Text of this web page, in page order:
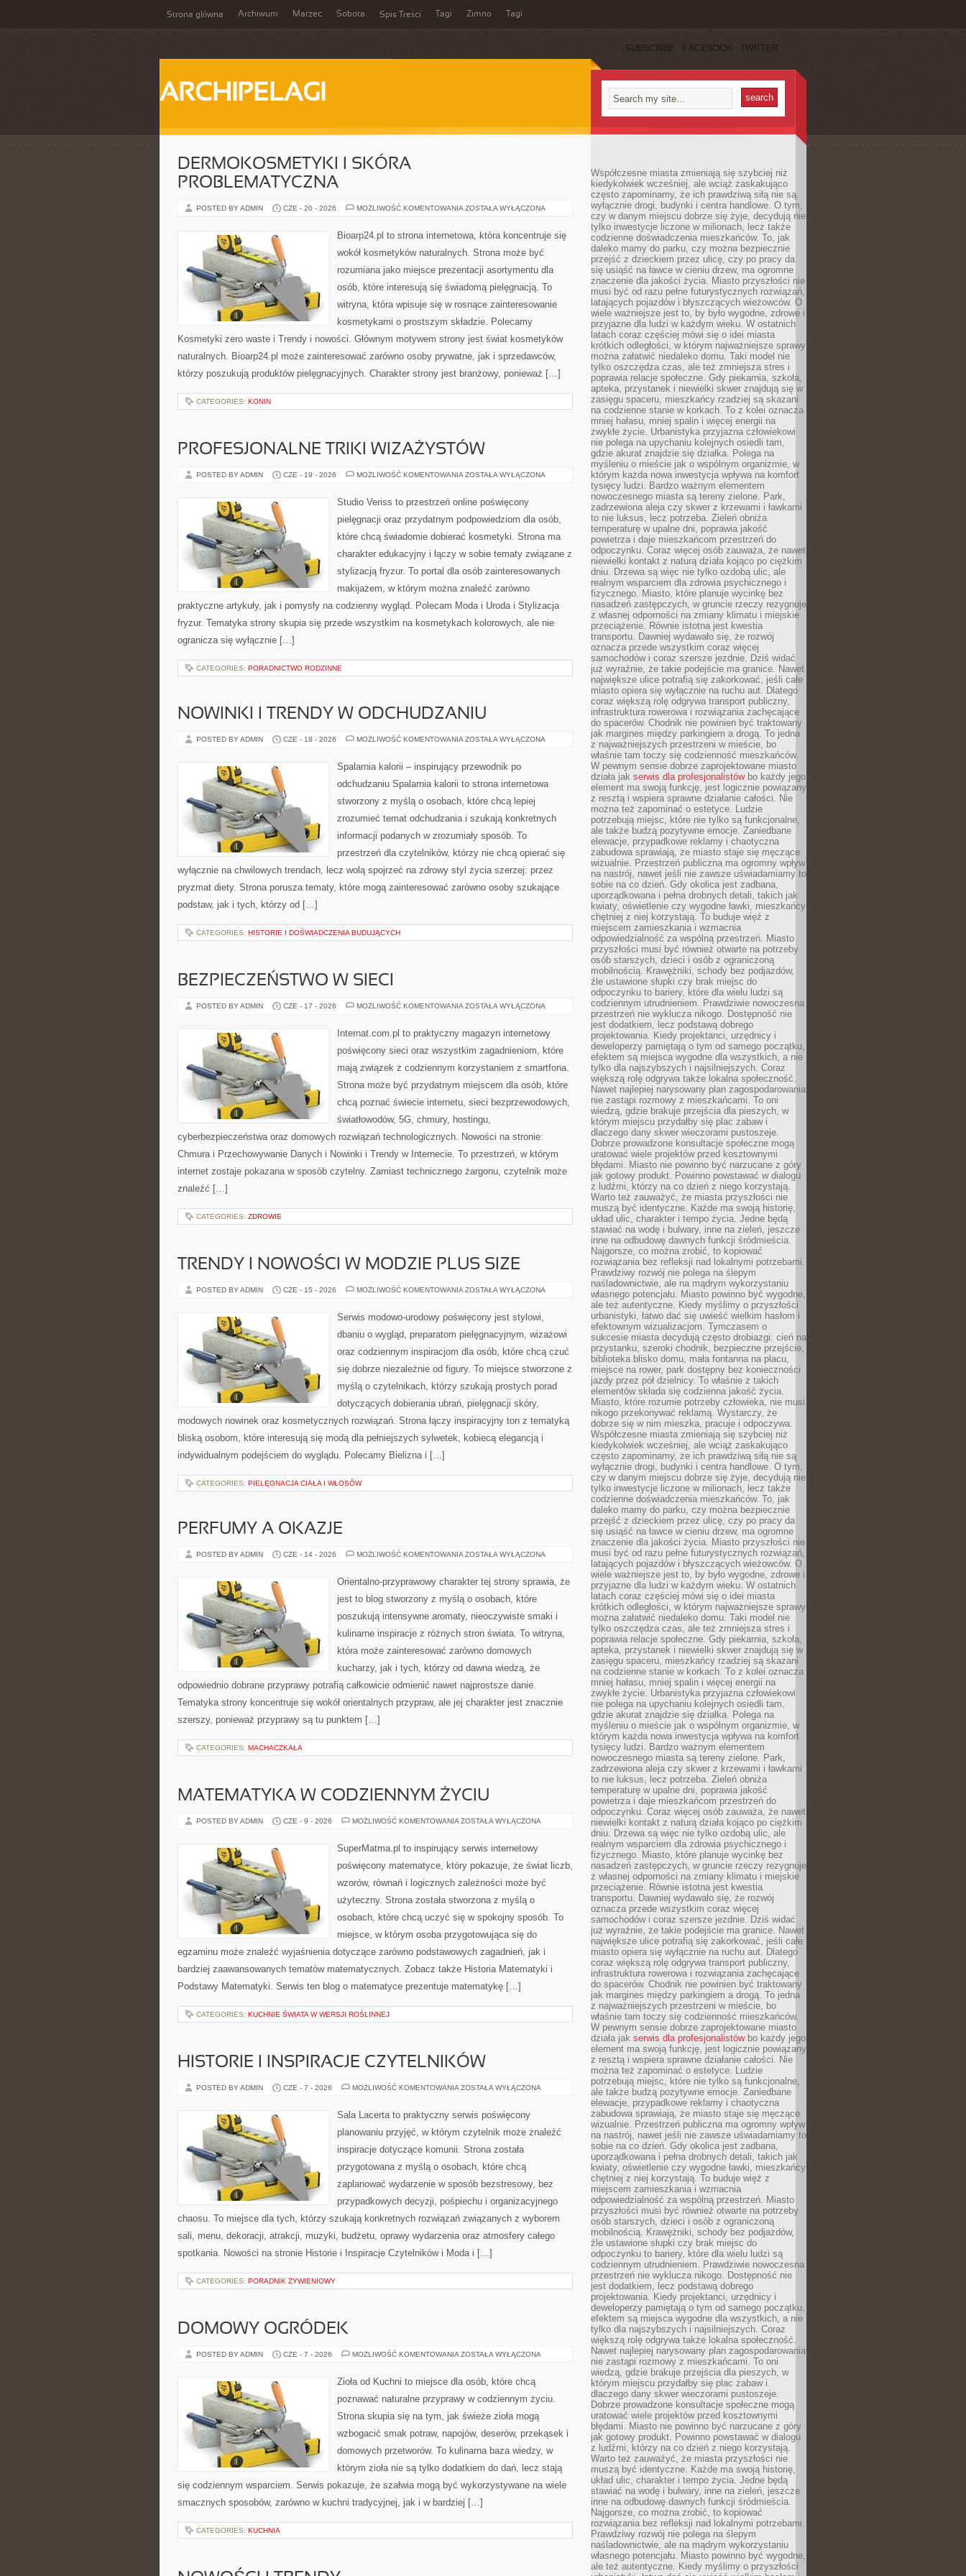
Strona główna Archiwum Marzec Sobota Spis Treści Tagi Zimno Tagi
SUBSCRIBE FACEBOOK TWITTER
ARCHIPELAGI
DERMOKOSMETYKI I SKÓRA
PROBLEMATYCZNA
POSTED BY ADMIN CZE - 20 - 2026 MOŻLIWOŚĆ KOMENTOWANIA DERMOKOSMETYKI
PROBLEMATYCZNA
ZOSTAŁA WYŁĄCZONA
Bioarp24.pl to strona internetowa, która koncentruje się
wokół kosmetyków naturalnych. Strona może być
rozumiana jako miejsce prezentacji asortymentu dla
osób, które interesują się świadomą pielęgnacją. To
witryna, która wpisuje się w rosnące zainteresowanie
kosmetykami o prostszym składzie. Polecamy
Kosmetyki zero waste i Trendy i nowości. Głównym motywem strony jest świat kosmetyków
naturalnych. Bioarp24.pl może zainteresować zarówno osoby prywatne, jak i sprzedawców,
którzy poszukują produktów pielęgnacyjnych. Charakter strony jest branżowy, ponieważ […]
CATEGORIES: KONIN
PROFESJONALNE TRIKI WIZAŻYSTÓW
POSTED BY ADMIN CZE - 19 - 2026 MOŻLIWOŚĆ KOMENTOWANIA PROFESJONALNE
ZOSTAŁA WYŁĄCZONA
Studio Veriss to przestrzeń online poświęcony
pielęgnacji oraz przydatnym podpowiedziom dla osób,
które chcą świadomie dobierać kosmetyki. Strona ma
charakter edukacyjny i łączy w sobie tematy związane z
stylizacją fryzur. To portal dla osób zainteresowanych
makijażem, w którym można znaleźć zarówno
praktyczne artykuły, jak i pomysły na codzienny wygląd. Polecam Moda i Uroda i Stylizacja
fryzur. Tematyka strony skupia się przede wszystkim na kosmetykach kolorowych, ale nie
ogranicza się wyłącznie […]
CATEGORIES: PORADNICTWO RODZINNE
NOWINKI I TRENDY W ODCHUDZANIU
POSTED BY ADMIN CZE - 18 - 2026 MOŻLIWOŚĆ KOMENTOWANIA NOWINKI
ODCHUDZANIU
ZOSTAŁA WYŁĄCZONA
Spalarnia kalorii – inspirujący przewodnik po
odchudzaniu Spalarnia kalorii to strona internetowa
stworzony z myślą o osobach, które chcą lepiej
zrozumieć temat odchudzania i szukają konkretnych
informacji podanych w zrozumiały sposób. To
przestrzeń dla czytelników, którzy nie chcą opierać się
wyłącznie na chwilowych trendach, lecz wolą spojrzeć na zdrowy styl życia szerzej: przez
pryzmat diety. Strona porusza tematy, które mogą zainteresować zarówno osoby szukające
podstaw, jak i tych, którzy od […]
CATEGORIES: HISTORIE I DOŚWIADCZENIA BUDUJĄCYCH
BEZPIECZEŃSTWO W SIECI
POSTED BY ADMIN CZE - 17 - 2026 MOŻLIWOŚĆ KOMENTOWANIA BEZPIECZEŃSTWO
ZOSTAŁA WYŁĄCZONA
Internat.com.pl to praktyczny magazyn internetowy
poświęcony sieci oraz wszystkim zagadnieniom, które
mają związek z codziennym korzystaniem z smartfona.
Strona może być przydatnym miejscem dla osób, które
chcą poznać świecie internetu, sieci bezprzewodowych,
światłowodów, 5G, chmury, hostingu,
cyberbezpieczeństwa oraz domowych rozwiązań technologicznych. Nowości na stronie:
Chmura i Przechowywanie Danych i Nowinki i Trendy w Internecie. To przestrzeń, w którym
internet zostaje pokazana w sposób czytelny. Zamiast technicznego żargonu, czytelnik może
znaleźć […]
CATEGORIES: ZDROWIE
TRENDY I NOWOŚCI W MODZIE PLUS SIZE
POSTED BY ADMIN CZE - 15 - 2026 MOŻLIWOŚĆ KOMENTOWANIA TRENDY
W
MODZIE
SIZE
ZOSTAŁA WYŁĄCZONA
Serwis modowo-urodowy poświęcony jest stylowi,
dbaniu o wygląd, preparatom pielęgnacyjnym, wizażowi
oraz codziennym inspiracjom dla osób, które chcą czuć
się dobrze niezależnie od figury. To miejsce stworzone z
myślą o czytelnikach, którzy szukają prostych porad
dotyczących dobierania ubrań, pielęgnacji skóry,
modowych nowinek oraz kosmetycznych rozwiązań. Strona łączy inspiracyjny ton z tematyką
bliską osobom, które interesują się modą dla pełniejszych sylwetek, kobiecą elegancją i
indywidualnym podejściem do wyglądu. Polecamy Bielizna i […]
CATEGORIES: PIELĘGNACJA CIAŁA I WŁOSÓW
PERFUMY A OKAZJE
POSTED BY ADMIN CZE - 14 - 2026 MOŻLIWOŚĆ KOMENTOWANIA PERFUMY
ZOSTAŁA WYŁĄCZONA
Orientalno-przyprawowy charakter tej strony sprawia, że
jest to blog stworzony z myślą o osobach, które
poszukują intensywne aromaty, nieoczywiste smaki i
kulinarne inspiracje z różnych stron świata. To witryna,
która może zainteresować zarówno domowych
kucharzy, jak i tych, którzy od dawna wiedzą, że
odpowiednio dobrane przyprawy potrafią całkowicie odmienić nawet najprostsze danie.
Tematyka strony koncentruje się wokół orientalnych przypraw, ale jej charakter jest znacznie
szerszy, ponieważ przyprawy są tu punktem […]
CATEGORIES: MACHACZKAŁA
MATEMATYKA W CODZIENNYM ŻYCIU
POSTED BY ADMIN CZE - 9 - 2026 MOŻLIWOŚĆ KOMENTOWANIA MATEMATYKA
ZOSTAŁA WYŁĄCZONA
SuperMatma.pl to inspirujący serwis internetowy
poświęcony matematyce, który pokazuje, że świat liczb,
wzorów, równań i logicznych zależności może być
użyteczny. Strona została stworzona z myślą o
osobach, które chcą uczyć się w spokojny sposób. To
miejsce, w którym osoba przygotowująca się do
egzaminu może znaleźć wyjaśnienia dotyczące zarówno podstawowych zagadnień, jak i
bardziej zaawansowanych tematów matematycznych. Zobacz także Historia Matematyki i
Podstawy Matematyki. Serwis ten blog o matematyce prezentuje matematykę […]
CATEGORIES: KUCHNIE ŚWIATA W WERSJI ROŚLINNEJ
HISTORIE I INSPIRACJE CZYTELNIKÓW
POSTED BY ADMIN CZE - 7 - 2026 MOŻLIWOŚĆ KOMENTOWANIA HISTORIE
CZYTELNIKÓW
ZOSTAŁA WYŁĄCZONA
Sala Lacerta to praktyczny serwis poświęcony
planowaniu przyjęć, w którym czytelnik może znaleźć
inspiracje dotyczące komunii. Strona została
przygotowana z myślą o osobach, które chcą
zaplanować wydarzenie w sposób bezstresowy, bez
przypadkowych decyzji, pośpiechu i organizacyjnego
chaosu. To miejsce dla tych, którzy szukają konkretnych rozwiązań związanych z wyborem
sali, menu, dekoracji, atrakcji, muzyki, budżetu, oprawy wydarzenia oraz atmosfery całego
spotkania. Nowości na stronie Historie i Inspiracje Czytelników i Moda i […]
CATEGORIES: PORADNIK ŻYWIENIOWY
DOMOWY OGRÓDEK
POSTED BY ADMIN CZE - 7 - 2026 MOŻLIWOŚĆ KOMENTOWANIA DOMOWY
ZOSTAŁA WYŁĄCZONA
Zioła od Kuchni to miejsce dla osób, które chcą
poznawać naturalne przyprawy w codziennym życiu.
Strona skupia się na tym, jak świeże zioła mogą
wzbogacić smak potraw, napojów, deserów, przekąsek i
domowych przetworów. To kulinarna baza wiedzy, w
którym zioła nie są tylko dodatkiem do dań, lecz stają
się codziennym wsparciem. Serwis pokazuje, że szałwia mogą być wykorzystywane na wiele
smacznych sposobów, zarówno w kuchni tradycyjnej, jak i w bardziej […]
CATEGORIES: KUCHNIA
Współczesne miasta zmieniają się szybciej niż
kiedykolwiek wcześniej, ale wciąż zaskakująco
często zapominamy, że ich prawdziwą siłą nie są
wyłącznie drogi, budynki i centra handlowe. O tym,
czy w danym miejscu dobrze się żyje, decydują nie
tylko inwestycje liczone w milionach, lecz także
codzienne doświadczenia mieszkańców. To, jak
daleko mamy do parku, czy można bezpiecznie
przejść z dzieckiem przez ulicę, czy po pracy da
się usiąść na ławce w cieniu drzew, ma ogromne
znaczenie dla jakości życia. Miasto przyszłości nie
musi być od razu pełne futurystycznych rozwiązań,
latających pojazdów i błyszczących wieżowców. O
wiele ważniejsze jest to, by było wygodne, zdrowe i
przyjazne dla ludzi w każdym wieku. W ostatnich
latach coraz częściej mówi się o idei miasta
krótkich odległości, w którym najważniejsze sprawy
można załatwić niedaleko domu. Taki model nie
tylko oszczędza czas, ale też zmniejsza stres i
poprawia relacje społeczne. Gdy piekarnia, szkoła,
apteka, przystanek i niewielki skwer znajdują się w
zasięgu spaceru, mieszkańcy rzadziej są skazani
na codzienne stanie w korkach. To z kolei oznacza
mniej hałasu, mniej spalin i więcej energii na
zwykłe życie. Urbanistyka przyjazna człowiekowi
nie polega na upychaniu kolejnych osiedli tam,
gdzie akurat znajdzie się działka. Polega na
myśleniu o mieście jak o wspólnym organizmie, w
którym każda nowa inwestycja wpływa na komfort
tysięcy ludzi. Bardzo ważnym elementem
nowoczesnego miasta są tereny zielone. Park,
zadrzewiona aleja czy skwer z krzewami i ławkami
to nie luksus, lecz potrzeba. Zieleń obniża
temperaturę w upalne dni, poprawia jakość
powietrza i daje mieszkańcom przestrzeń do
odpoczynku. Coraz więcej osób zauważa, że nawet
niewielki kontakt z naturą działa kojąco po ciężkim
dniu. Drzewa są więc nie tylko ozdobą ulic, ale
realnym wsparciem dla zdrowia psychicznego i
fizycznego. Miasto, które planuje wycinkę bez
nasadzeń zastępczych, w gruncie rzeczy rezygnuje
z własnej odporności na zmiany klimatu i miejskie
przeciążenie. Równie istotna jest kwestia
transportu. Dawniej wydawało się, że rozwój
oznacza przede wszystkim coraz więcej
samochodów i coraz szersze jezdnie. Dziś widać
już wyraźnie, że takie podejście ma granice. Nawet
największe ulice potrafią się zakorkować, jeśli całe
miasto opiera się wyłącznie na ruchu aut. Dlatego
coraz większą rolę odgrywa transport publiczny,
infrastruktura rowerowa i rozwiązania zachęcające
do spacerów. Chodnik nie powinien być traktowany
jak margines między parkingiem a drogą. To jedna
z najważniejszych przestrzeni w mieście, bo
właśnie tam toczy się codzienność mieszkańców.
W pewnym sensie dobrze zaprojektowane miasto
działa jak serwis dla profesjonalistówbo każdy jego
element ma swoją funkcję, jest logicznie powiązany
z resztą i wspiera sprawne działanie całości. Nie
można też zapominać o estetyce. Ludzie
potrzebują miejsc, które nie tylko są funkcjonalne,
ale także budzą pozytywne emocje. Zaniedbane
elewacje, przypadkowe reklamy i chaotyczna
zabudowa sprawiają, że miasto staje się męczące
wizualnie. Przestrzeń publiczna ma ogromny wpływ
na nastrój, nawet jeśli nie zawsze uświadamiamy to
sobie na co dzień. Gdy okolica jest zadbana,
uporządkowana i pełna drobnych detali, takich jak
kwiaty, oświetlenie czy wygodne ławki, mieszkańcy
chętniej z niej korzystają. To buduje więź z
miejscem zamieszkania i wzmacnia
odpowiedzialność za wspólną przestrzeń. Miasto
przyszłości musi być również otwarte na potrzeby
osób starszych, dzieci i osób z ograniczoną
mobilnością. Krawężniki, schody bez podjazdów,
źle ustawione słupki czy brak miejsc do
odpoczynku to bariery, które dla wielu ludzi są
codziennym utrudnieniem. Prawdziwie nowoczesna
przestrzeń nie wyklucza nikogo. Dostępność nie
jest dodatkiem, lecz podstawą dobrego
projektowania. Kiedy projektanci, urzędnicy i
deweloperzy pamiętają o tym od samego początku,
efektem są miejsca wygodne dla wszystkich, a nie
tylko dla najszybszych i najsilniejszych. Coraz
większą rolę odgrywa także lokalna społeczność.
Nawet najlepiej narysowany plan zagospodarowania
nie zastąpi rozmowy z mieszkańcami. To oni
wiedzą, gdzie brakuje przejścia dla pieszych, w
którym miejscu przydałby się plac zabaw i
dlaczego dany skwer wieczorami pustoszeje.
Dobrze prowadzone konsultacje społeczne mogą
uratować wiele projektów przed kosztownymi
błędami. Miasto nie powinno być narzucane z góry
jak gotowy produkt. Powinno powstawać w dialogu
z ludźmi, którzy na co dzień z niego korzystają.
Warto też zauważyć, że miasta przyszłości nie
muszą być identyczne. Każde ma swoją historię,
układ ulic, charakter i tempo życia. Jedne będą
stawiać na wodę i bulwary, inne na zieleń, jeszcze
inne na odbudowę dawnych funkcji śródmieścia.
Najgorsze, co można zrobić, to kopiować
rozwiązania bez refleksji nad lokalnymi potrzebami.
Prawdziwy rozwój nie polega na ślepym
naśladownictwie, ale na mądrym wykorzystaniu
własnego potencjału. Miasto powinno być wygodne,
ale też autentyczne. Kiedy myślimy o przyszłości
urbanistyki, łatwo dać się uwieść wielkim hasłom i
efektownym wizualizacjom. Tymczasem o
sukcesie miasta decydują często drobiazgi: cień na
przystanku, szeroki chodnik, bezpieczne przejście,
biblioteka blisko domu, mała fontanna na placu,
miejsce na rower, park dostępny bez konieczności
jazdy przez pół dzielnicy. To właśnie z takich
elementów składa się codzienna jakość życia.
Miasto, które rozumie potrzeby człowieka, nie musi
nikogo przekonywać reklamą. Wystarczy, że
dobrze się w nim mieszka, pracuje i odpoczywa.
Współczesne miasta zmieniają się szybciej niż
kiedykolwiek wcześniej, ale wciąż zaskakująco
często zapominamy, że ich prawdziwą siłą nie są
wyłącznie drogi, budynki i centra handlowe. O tym,
czy w danym miejscu dobrze się żyje, decydują nie
tylko inwestycje liczone w milionach, lecz także
codzienne doświadczenia mieszkańców. To, jak
daleko mamy do parku, czy można bezpiecznie
przejść z dzieckiem przez ulicę, czy po pracy da
się usiąść na ławce w cieniu drzew, ma ogromne
znaczenie dla jakości życia. Miasto przyszłości nie
musi być od razu pełne futurystycznych rozwiązań,
latających pojazdów i błyszczących wieżowców. O
wiele ważniejsze jest to, by było wygodne, zdrowe i
przyjazne dla ludzi w każdym wieku. W ostatnich
latach coraz częściej mówi się o idei miasta
krótkich odległości, w którym najważniejsze sprawy
można załatwić niedaleko domu. Taki model nie
tylko oszczędza czas, ale też zmniejsza stres i
poprawia relacje społeczne. Gdy piekarnia, szkoła,
apteka, przystanek i niewielki skwer znajdują się w
zasięgu spaceru, mieszkańcy rzadziej są skazani
na codzienne stanie w korkach. To z kolei oznacza
mniej hałasu, mniej spalin i więcej energii na
zwykłe życie. Urbanistyka przyjazna człowiekowi
nie polega na upychaniu kolejnych osiedli tam,
gdzie akurat znajdzie się działka. Polega na
myśleniu o mieście jak o wspólnym organizmie, w
którym każda nowa inwestycja wpływa na komfort
tysięcy ludzi. Bardzo ważnym elementem
nowoczesnego miasta są tereny zielone. Park,
zadrzewiona aleja czy skwer z krzewami i ławkami
to nie luksus, lecz potrzeba. Zieleń obniża
temperaturę w upalne dni, poprawia jakość
powietrza i daje mieszkańcom przestrzeń do
odpoczynku. Coraz więcej osób zauważa, że nawet
niewielki kontakt z naturą działa kojąco po ciężkim
dniu. Drzewa są więc nie tylko ozdobą ulic, ale
realnym wsparciem dla zdrowia psychicznego i
fizycznego. Miasto, które planuje wycinkę bez
nasadzeń zastępczych, w gruncie rzeczy rezygnuje
z własnej odporności na zmiany klimatu i miejskie
przeciążenie. Równie istotna jest kwestia
transportu. Dawniej wydawało się, że rozwój
oznacza przede wszystkim coraz więcej
samochodów i coraz szersze jezdnie. Dziś widać
już wyraźnie, że takie podejście ma granice. Nawet
największe ulice potrafią się zakorkować, jeśli całe
miasto opiera się wyłącznie na ruchu aut. Dlatego
coraz większą rolę odgrywa transport publiczny,
infrastruktura rowerowa i rozwiązania zachęcające
do spacerów. Chodnik nie powinien być traktowany
jak margines między parkingiem a drogą. To jedna
z najważniejszych przestrzeni w mieście, bo
właśnie tam toczy się codzienność mieszkańców.
W pewnym sensie dobrze zaprojektowane miasto
działa jak serwis dla profesjonalistówbo każdy jego
element ma swoją funkcję, jest logicznie powiązany
z resztą i wspiera sprawne działanie całości. Nie
można też zapominać o estetyce. Ludzie
potrzebują miejsc, które nie tylko są funkcjonalne,
ale także budzą pozytywne emocje. Zaniedbane
elewacje, przypadkowe reklamy i chaotyczna
zabudowa sprawiają, że miasto staje się męczące
wizualnie. Przestrzeń publiczna ma ogromny wpływ
na nastrój, nawet jeśli nie zawsze uświadamiamy to
sobie na co dzień. Gdy okolica jest zadbana,
uporządkowana i pełna drobnych detali, takich jak
kwiaty, oświetlenie czy wygodne ławki, mieszkańcy
chętniej z niej korzystają. To buduje więź z
miejscem zamieszkania i wzmacnia
odpowiedzialność za wspólną przestrzeń. Miasto
przyszłości musi być również otwarte na potrzeby
osób starszych, dzieci i osób z ograniczoną
mobilnością. Krawężniki, schody bez podjazdów,
źle ustawione słupki czy brak miejsc do
odpoczynku to bariery, które dla wielu ludzi są
codziennym utrudnieniem. Prawdziwie nowoczesna
przestrzeń nie wyklucza nikogo. Dostępność nie
jest dodatkiem, lecz podstawą dobrego
projektowania. Kiedy projektanci, urzędnicy i
deweloperzy pamiętają o tym od samego początku,
efektem są miejsca wygodne dla wszystkich, a nie
tylko dla najszybszych i najsilniejszych. Coraz
większą rolę odgrywa także lokalna społeczność.
Nawet najlepiej narysowany plan zagospodarowania
nie zastąpi rozmowy z mieszkańcami. To oni
wiedzą, gdzie brakuje przejścia dla pieszych, w
którym miejscu przydałby się plac zabaw i
dlaczego dany skwer wieczorami pustoszeje.
Dobrze prowadzone konsultacje społeczne mogą
uratować wiele projektów przed kosztownymi
błędami. Miasto nie powinno być narzucane z góry
jak gotowy produkt. Powinno powstawać w dialogu
z ludźmi, którzy na co dzień z niego korzystają.
Warto też zauważyć, że miasta przyszłości nie
muszą być identyczne. Każde ma swoją historię,
układ ulic, charakter i tempo życia. Jedne będą
stawiać na wodę i bulwary, inne na zieleń, jeszcze
inne na odbudowę dawnych funkcji śródmieścia.
Najgorsze, co można zrobić, to kopiować
rozwiązania bez refleksji nad lokalnymi potrzebami.
Prawdziwy rozwój nie polega na ślepym
naśladownictwie, ale na mądrym wykorzystaniu
własnego potencjału. Miasto powinno być wygodne,
ale też autentyczne. Kiedy myślimy o przyszłości